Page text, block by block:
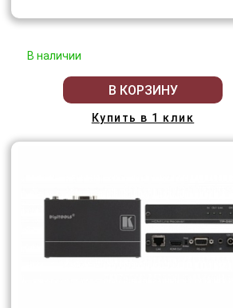
В наличии
В КОРЗИНУ
Купить в 1 клик